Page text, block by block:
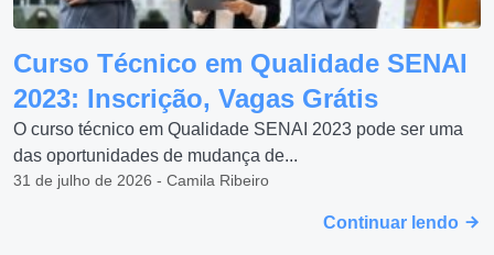
Curso Técnico em Qualidade SENAI
2023: Inscrição, Vagas Grátis
O curso técnico em Qualidade SENAI 2023 pode ser uma
das oportunidades de mudança de...
31 de julho de 2026 - Camila Ribeiro
Continuar lendo